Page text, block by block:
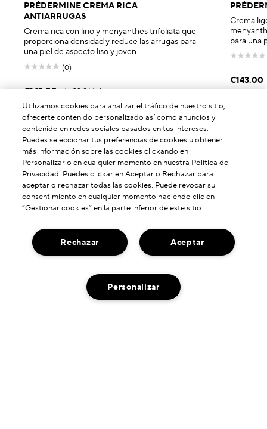
PRÉDERMINE CREMA RICA
ANTIARRUGAS
Crema rica con lirio y menyanthes trifoliata que
proporciona densidad y reduce las arrugas para
una piel de aspecto liso y joven.
(0)
€143.00 | €2.86/ml
AÑADIR AL CARRITO
Crema
para una
€143.00
ACERCA DE NOSOTROS
Utilizamos cookies para analizar el tráfico de nuestro sitio,
ofrecerte contenido personalizado así como anuncios y
contenido en redes sociales basados en tus intereses.
Puedes seleccionar tus preferencias de cookies u obtener
más información sobre las cookies clickando en
Personalizar o en cualquier momento en nuestra Política de
Privacidad. Puedes clickar en Aceptar o Rechazar para
aceptar o rechazar todas las cookies. Puede revocar su
consentimiento en cualquier momento haciendo clic en
“Gestionar cookies” en la parte inferior de este sitio.
Aceptar
Rechazar
Personalizar